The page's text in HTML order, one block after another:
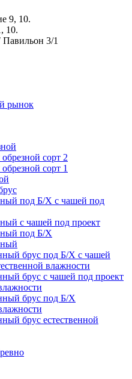
9, 10.
10.
3/1
сорт 2
сорт 1
под Б/Х с чашей под
с чашей под проект
под Б/Х
брус под Б/Х с чашей
влажности
брус с чашей под проект
брус под Б/Х
брус естественной